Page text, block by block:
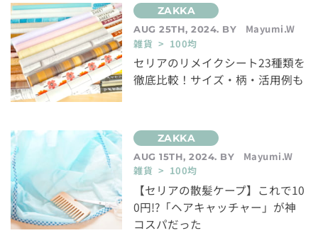
AUG 25TH, 2024. BY
Mayumi.W
雑貨 > 100均
セリアのリメイクシート23種類を
徹底比較！サイズ・柄・活用例も
AUG 15TH, 2024. BY
Mayumi.W
雑貨 > 100均
【セリアの散髪ケープ】これで10
0円!?「ヘアキャッチャー」が神
コスパだった